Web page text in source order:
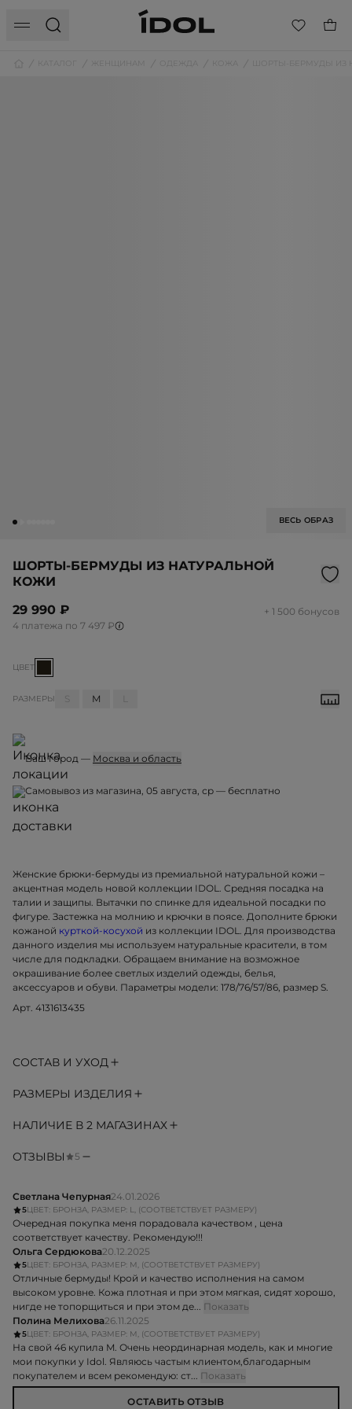
ВЕСЬ ОБРАЗ
ШОРТЫ-БЕРМУДЫ ИЗ НАТУРАЛЬНОЙ
КОЖИ
29 990 ₽
+ 1 500 бонусов
4 платежа по 7 497 ₽
ЦВЕТ
РАЗМЕРЫ M
Ваш город — Москва и область
Самовывоз из магазина, 05 августа, ср — бесплатно
Женские брюки-бермуды из премиальной натуральной кожи –
акцентная модель новой коллекции IDOL. Средняя посадка на
талии и защипы. Вытачки по спинке для идеальной посадки по
фигуре. Застежка на молнию и крючки в поясе. Дополните брюки
кожаной курткой-косухой из коллекции IDOL. Для производства
данного изделия мы используем натуральные красители, в том
числе для подкладки. Обращаем внимание на возможное
окрашивание более светлых изделий одежды, белья,
аксессуаров и обуви. Параметры модели: 178/76/57/86, размер S.
Арт. 4131613435
СОСТАВ И УХОД
РАЗМЕРЫ ИЗДЕЛИЯ
НАЛИЧИЕ В 2 МАГАЗИНАХ
ОТЗЫВЫ 5
Светлана Чепурная24.01.2026
5ЦВЕТ: БРОНЗА, РАЗМЕР: L, (СООТВЕТСТВУЕТ РАЗМЕРУ)
Очередная покупка меня порадовала качеством , цена
соответствует качеству. Рекомендую!!!
Ольга Сердюкова20.12.2025
5ЦВЕТ: БРОНЗА, РАЗМЕР: M, (СООТВЕТСТВУЕТ РАЗМЕРУ)
Отличные бермуды! Крой и качество исполнения на самом
высоком уровне. Кожа плотная и при этом мягкая, сидят хорошо,
нигде не топорщиться и при этом де... Показать
Полина Мелихова26.11.2025
5ЦВЕТ: БРОНЗА, РАЗМЕР: M, (СООТВЕТСТВУЕТ РАЗМЕРУ)
На свой 46 купила M. Очень неординарная модель, как и многие
мои покупки у Idol. Являюсь частым клиентом,благодарным
покупателем и всем рекомендую: ст... Показать
ОСТАВИТЬ ОТЗЫВ